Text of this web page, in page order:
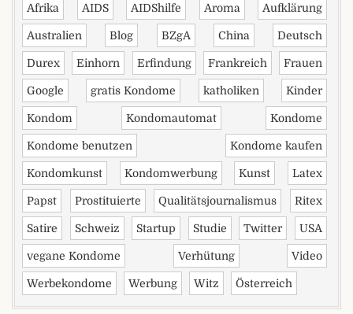
Afrika AIDS AIDShilfe Aroma Aufklärung
Australien Blog BZgA China Deutsch
Durex Einhorn Erfindung Frankreich Frauen
Google gratis Kondome katholiken Kinder
Kondom Kondomautomat Kondome
Kondome benutzen Kondome kaufen
Kondomkunst Kondomwerbung Kunst Latex
Papst Prostituierte Qualitätsjournalismus Ritex
Satire Schweiz Startup Studie Twitter USA
vegane Kondome Verhütung Video
Werbekondome Werbung Witz Österreich